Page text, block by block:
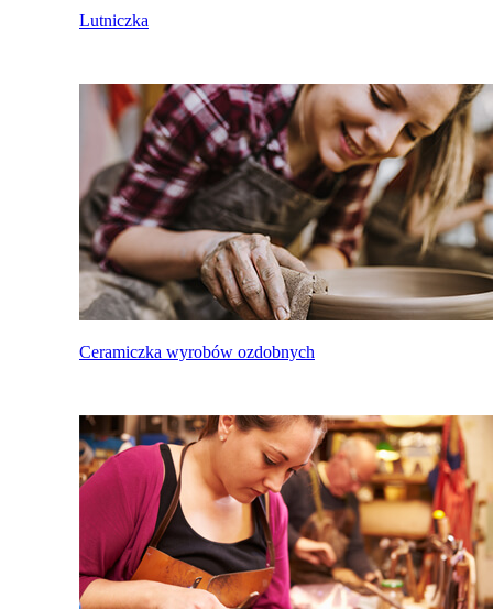
Lutniczka
Ceramiczka wyrobów ozdobnych